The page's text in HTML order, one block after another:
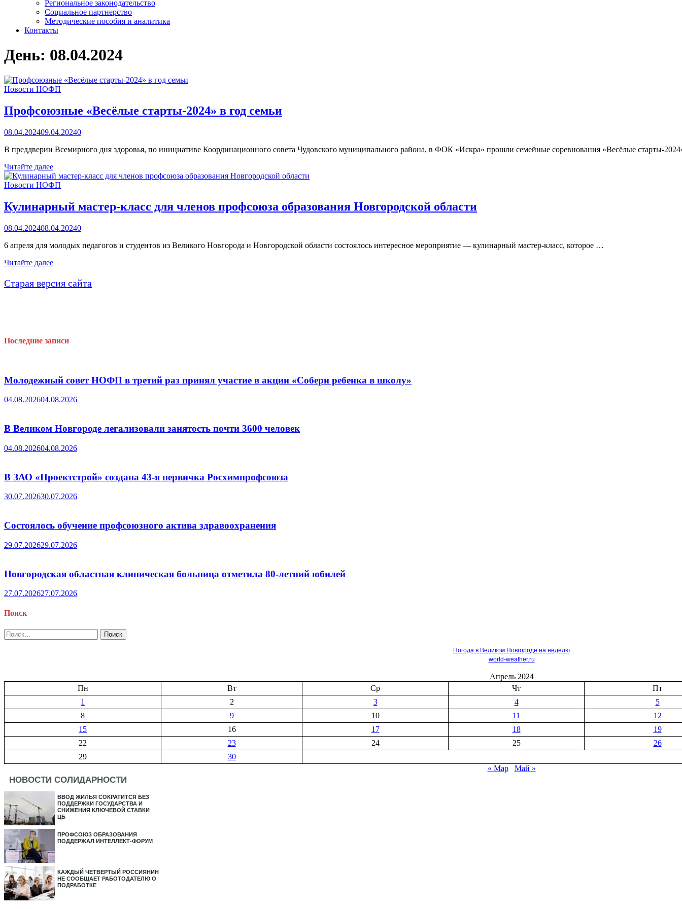
Региональное законодательство
Социальное партнерство
Методические пособия и аналитика
Контакты
День: 08.04.2024
Новости НОФП
Профсоюзные «Весёлые старты-2024» в год семьи
08.04.202409.04.20240
В преддверии Всемирного дня здоровья, по инициативе Координационного совета Чудовского муниципального района, в ФОК «Искра» прошли семейные соревнования «Весёлые старты-
Профсоюзные
«Весёлые
старты-2024»
год
семьи
Читайте далее
Новости НОФП
Кулинарный мастер-класс для членов профсоюза образования Новгородской области
08.04.202408.04.20240
6 апреля для молодых педагогов и студентов из Великого Новгорода и Новгородской области состоялось интересное мероприятие — кулинарный мастер-класс, которое …
Кулинарный
класс
для
Читайте далее
Старая версия сайта
Последние записи
Молодежный совет НОФП в третий раз принял участие в акции «Собери ребенка в школу»
04.08.202604.08.2026
В Великом Новгороде легализовали занятость почти 3600 человек
04.08.202604.08.2026
В ЗАО «Проектстрой» создана 43-я первичка Росхимпрофсоюза
30.07.202630.07.2026
Состоялось обучение профсоюзного актива здравоохранения
29.07.202629.07.2026
Новгородская областная клиническая больница отметила 80-летний юбилей
27.07.202627.07.2026
Поиск
Найти:
Погода в Великом Новгороде на неделю
world-weather.ru
Апрель 2024
Пн
Вт Ср Чт
Пт
1
2 3 4
5
8
9 10 11
12
15
16 17 18
19
22
23 24 25
26
29
30
« Мар
Май »
НОВОСТИ СОЛИДАРНОСТИ
ВВОД ЖИЛЬЯ СОКРАТИТСЯ БЕЗ
ПОДДЕРЖКИ ГОСУДАРСТВА И
СНИЖЕНИЯ КЛЮЧЕВОЙ СТАВКИ
ЦБ
ПРОФСОЮЗ ОБРАЗОВАНИЯ
ПОДДЕРЖАЛ ИНТЕЛЛЕКТ-ФОРУМ
КАЖДЫЙ ЧЕТВЕРТЫЙ РОССИЯНИН
НЕ СООБЩАЕТ РАБОТОДАТЕЛЮ О
ПОДРАБОТКЕ